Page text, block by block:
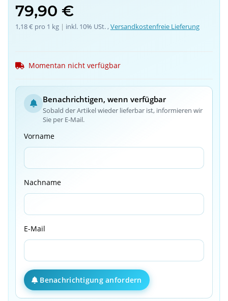
79,90 €
1,18 € pro 1 kg | inkl. 10% USt. , Versandkostenfreie Lieferung
Momentan nicht verfügbar
Benachrichtigen, wenn verfügbar
Sobald der Artikel wieder lieferbar ist, informieren wir
Sie per E-Mail.
Vorname
Nachname
E-Mail
Benachrichtigung anfordern